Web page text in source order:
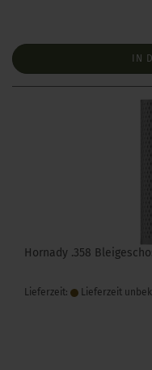
IN
Hornady .358
Lieferzeit: Lieferzeit